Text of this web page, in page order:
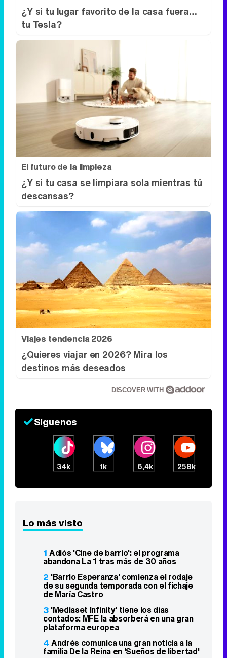
¿Y si tu lugar favorito de la casa fuera…
tu Tesla?
El futuro de la limpieza
¿Y si tu casa se limpiara sola mientras tú
descansas?
Viajes tendencia 2026
¿Quieres viajar en 2026? Mira los
destinos más deseados
DISCOVER WITH
Síguenos
34k 1k 6,4k 258k
Lo más visto
1 Adiós 'Cine de barrio': el programa
abandona La 1 tras más de 30 años
2 'Barrio Esperanza' comienza el rodaje
de su segunda temporada con el fichaje
de María Castro
3 'Mediaset Infinity' tiene los días
contados: MFE la absorberá en una gran
plataforma europea
4Andrés comunica una gran noticia a la
familia De la Reina en 'Sueños de libertad'